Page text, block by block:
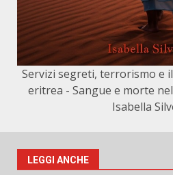
Servizi segreti, terrorismo e
eritrea - Sangue e morte
Isabella
LEGGI ANCHE